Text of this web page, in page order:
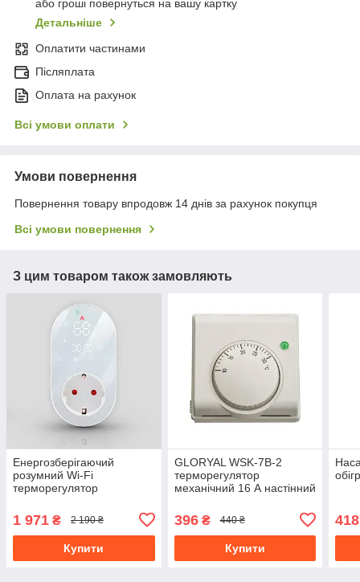
або гроші повернуться на вашу картку
Детальніше
Оплатити частинами
Післяплата
Оплата на рахунок
Всі умови оплати
Умови повернення
Повернення товару впродовж 14 днів за рахунок покупця
Всі умови повернення
З цим товаром також замовляють
Енергозберігаючий
розумний Wi-Fi
терморегулятор
для опалення 16А Tuya ,
білий
1 971 ₴ 2 190 ₴
Купити
GLORYAL WSK-7B-2
терморегулятор
механічний 16 А настінний
396₴ 440 ₴
Купити